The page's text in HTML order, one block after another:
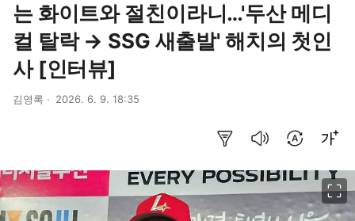
는 화이트와 절친이라니…'두산 메디
컬 탈락 → SSG 새출발' 해치의 첫인
사 [인터뷰]
김영록 2026. 6. 9. 18:35